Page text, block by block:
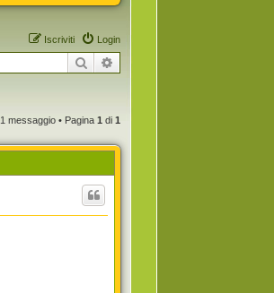
Login
Iscriviti
Cerca
1 messaggio • Pagina 1 di 1